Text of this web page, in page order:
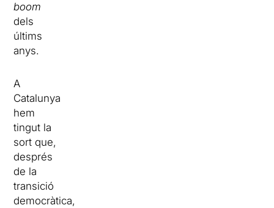
boom
dels
últims
anys.
A
Catalunya
hem
tingut la
sort que,
després
de la
transició
democràtica,